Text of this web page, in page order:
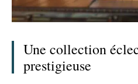
Une collection
prestigieuse